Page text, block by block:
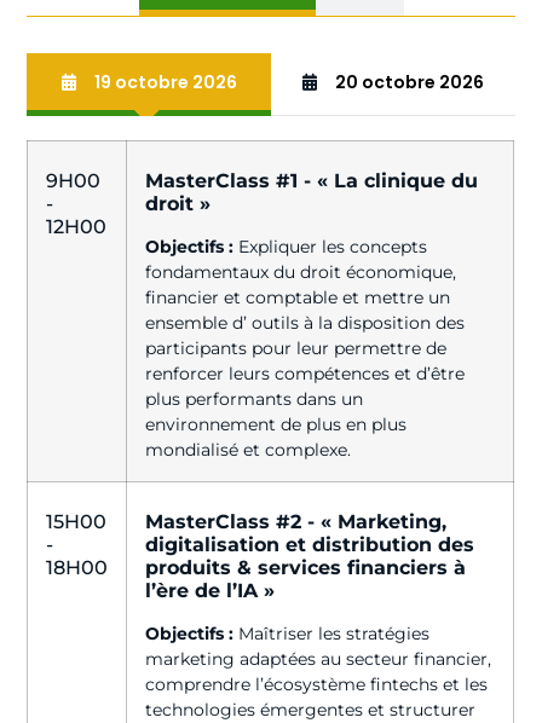
19 octobre 2026 20 octobre 2026
9H00
-
12H00
MasterClass #1 - « La clinique du
droit »
Objectifs : Expliquer les concepts
fondamentaux du droit économique,
financier et comptable et mettre un
ensemble d’ outils à la disposition des
participants pour leur permettre de
renforcer leurs compétences et d’être
plus performants dans un
environnement de plus en plus
mondialisé et complexe.
15H00
-
18H00
MasterClass #2 - « Marketing,
digitalisation et distribution des
produits & services financiers à
l’ère de l’IA »
Objectifs : Maîtriser les stratégies
marketing adaptées au secteur financier,
comprendre l’écosystème fintechs et les
technologies émergentes et structurer